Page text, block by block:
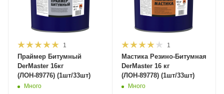
1
Праймер Битумный
DerMaster 16кг
(ЛОН-89776) (1шт/33шт)
Много
1
Мастика Резино-Битумная
DerMaster 16 кг
(ЛОН-89778) (1шт/33шт)
Много